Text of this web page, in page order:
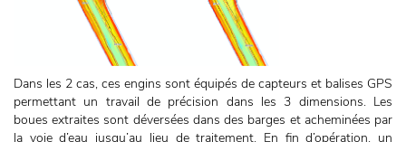
Dans les 2 cas, ces engins sont équipés de capteurs et balises GPS
permettant un travail de précision dans les 3 dimensions. Les
boues extraites sont déversées dans des barges et acheminées par
la voie d’eau jusqu’au lieu de traitement. En fin d’opération, un